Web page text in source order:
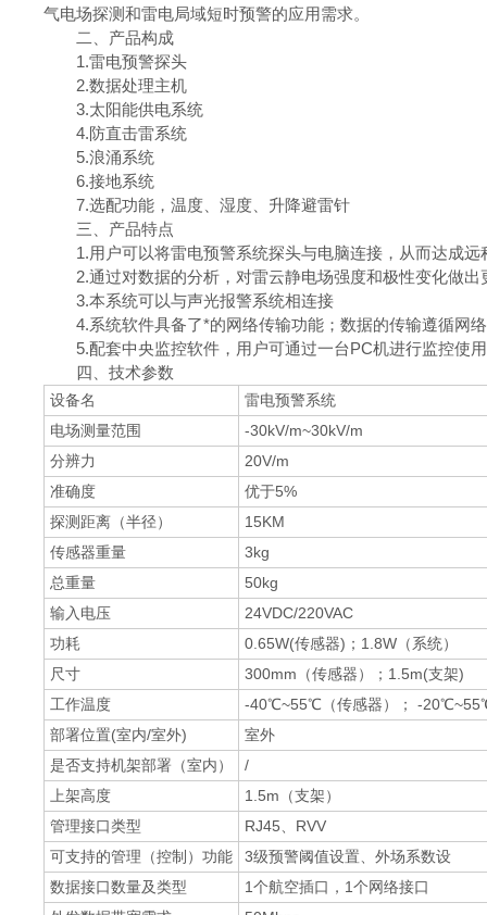
气电场探测和雷电局域短时预警的应用需求。
二、产品构成
1.雷电预警探头
2.数据处理主机
3.太阳能供电系统
4.防直击雷系统
5.浪涌系统
6.接地系统
7.选配功能，温度、湿度、升降避雷针
三、产品特点
1.用户可以将雷电预警系统探头与电脑连接，从而达成远
2.通过对数据的分析，对雷云静电场强度和极性变化做出
3.本系统可以与声光报警系统相连接
4.系统软件具备了*的网络传输功能；数据的传输遵循网
5.配套中央监控软件，用户可通过一台PC机进行监控使用
四、技术参数
设备名
雷电预警系统
电场测量范围
-30kV/m~30kV/m
分辨力
20V/m
准确度
优于5%
探测距离（半径）
15KM
传感器重量
3kg
总重量
50kg
输入电压
24VDC/220VAC
功耗
0.65W(传感器)；1.8W（系统）
尺寸
300mm（传感器）；1.5m(支架)
工作温度
-40℃~55℃（传感器）； -
部署位置(室内/室外)
室外
是否支持机架部署（室内）
/
上架高度
1.5m（支架）
管理接口类型
RJ45、RVV
可支持的管理（控制）功能
3级预警阈值设置、外场系数设
数据接口数量及类型
1个航空插口，1个网络接口